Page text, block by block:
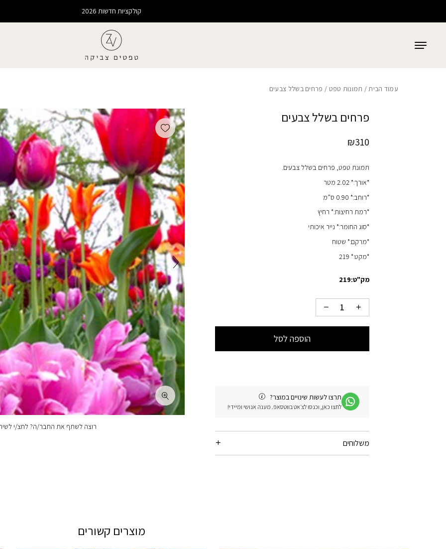
קולקציות חדשות 2026
עמוד הבית/ תמונות טפט / פרחים בשלל צבעים
פרחים בשלל צבעים
₪310
תמונת טפט, פרחים בשלל צבעים.
*אורך:* 2.02 מטר
*רוחב:* 0.90 ס”מ
*רמת רחיצות:* רחיץ
*סוג החומר:* נייר איכותי
*מרקם:* שטוח
*מקט:* 219
מק"ט:219
הוספה לסל
תרצו לעשות שינויים במוצר?
לחצו כאן, וכנסו לצ׳אט בווטסאפ. מענה אנושי ומיידי!
משלוחים
Add wishlist
רוצה לשתף את החבר/ה? לחצ/י
מוצרים קשורים